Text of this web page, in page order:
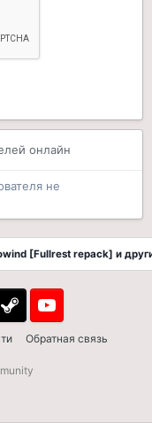
онлайн
не
[Fullrest repack] и
Обратная связь
Steam Youtube